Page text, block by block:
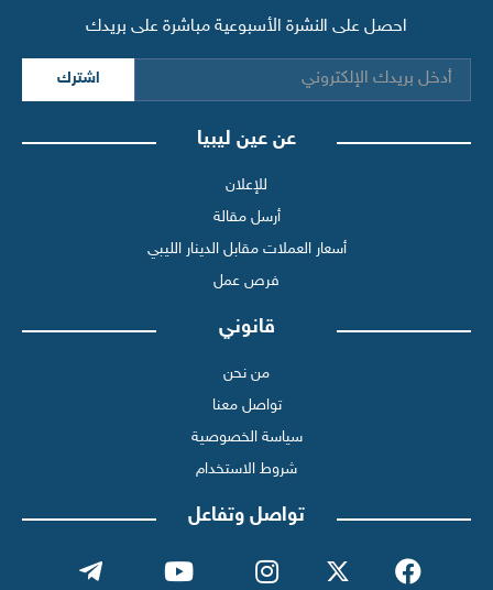
احصل على النشرة الأسبوعية مباشرة على بريدك
اشترك
عن عين ليبيا
للإعلان
أرسل مقالة
أسعار العملات مقابل الدينار الليبي
فرص عمل
قانوني
من نحن
تواصل معنا
سياسة الخصوصية
شروط الاستخدام
تواصل وتفاعل